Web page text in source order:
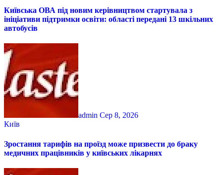
Київська ОВА під новим керівництвом стартувала з
ініціативи підтримки освіти: області передані 13 шкільних
автобусів
admin Сер 8, 2026
Київ
Зростання тарифів на проїзд може призвести до браку
медичних працівників у київських лікарнях